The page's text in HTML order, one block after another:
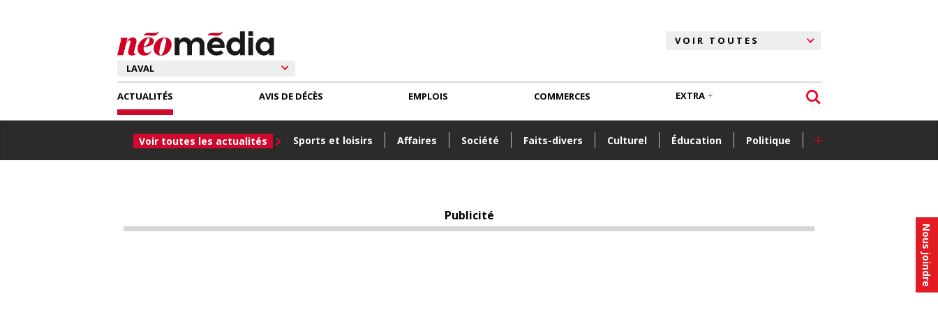
Nous joindre
ACTUALITÉS
Voir toutes les actualités Sports et loisirs Affaires Société Faits-divers Culturel Éducation Politique +
AVIS DE DÉCÈS EMPLOIS COMMERCES EXTRA
Publicité